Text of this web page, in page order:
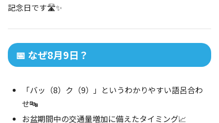
記念日です🛣️✨
📅 なぜ8月9日？
「バッ（8）ク（9）」というわかりやすい語呂合わ
せ🔤
お盆期間中の交通量増加に備えたタイミング📈